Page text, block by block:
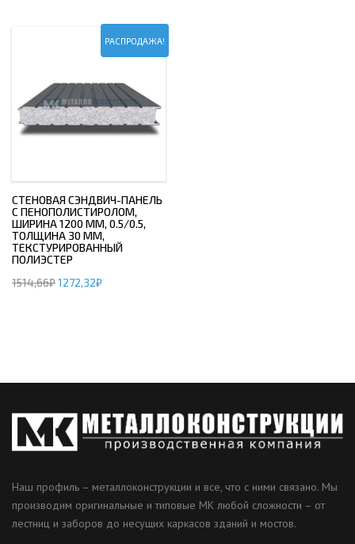
РАСПРОДАЖА!
СТЕНОВАЯ СЭНДВИЧ-ПАНЕЛЬ
С ПЕНОПОЛИСТИРОЛОМ,
ШИРИНА 1200 ММ, 0.5/0.5,
ТОЛЩИНА 30 ММ,
ТЕКСТУРИРОВАННЫЙ
ПОЛИЭСТЕР
1514,66₽1272,32₽
Наш профиль – металлоконструкции и все, что с ними связано. Мы
производим оригинальные и типовые МК любой сложности – от
лестниц и заборов до несущих каркасов зданий и мостов.